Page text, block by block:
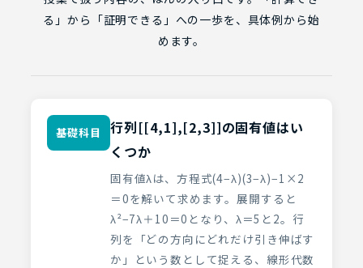
る」から「証明できる」への一歩を、具体例から始
めます。
基礎科目
行列[[4,1],[2,3]]の固有値はい
くつか
固有値λは、方程式(4−λ)(3−λ)−1×2
＝0を解いて求めます。展開すると
λ²−7λ＋10＝0となり、λ＝5と2。行
列を「どの方向にどれだけ引き伸ばす
か」という数として捉える、線形代数